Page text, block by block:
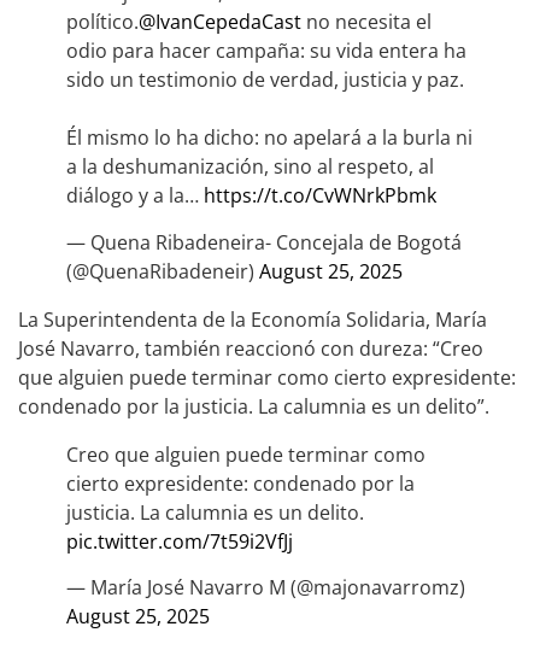
político.@IvanCepedaCast no necesita el
odio para hacer campaña: su vida entera ha
sido un testimonio de verdad, justicia y paz.
Él mismo lo ha dicho: no apelará a la burla ni
a la deshumanización, sino al respeto, al
diálogo y a la… https://t.co/CvWNrkPbmk
— Quena Ribadeneira- Concejala de Bogotá
(@QuenaRibadeneir) August 25, 2025
La Superintendenta de la Economía Solidaria, María
José Navarro, también reaccionó con dureza: “Creo
que alguien puede terminar como cierto expresidente:
condenado por la justicia. La calumnia es un delito”.
Creo que alguien puede terminar como
cierto expresidente: condenado por la
justicia. La calumnia es un delito.
pic.twitter.com/7t59i2VfJj
— María José Navarro M (@majonavarromz)
August 25, 2025